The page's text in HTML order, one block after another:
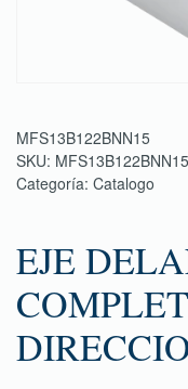
MFS13B122BNN15
SKU: MFS13B122BNN15
Categoría: Catalogo
EJE